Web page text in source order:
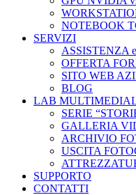
NOTEBOOK
SERVIZI
ASSISTENZA
OFFERTA
SITO WEB
BLOG
LAB
SERIE
GALLERIA
ARCHIVIO
USCITA
SUPPORTO
CONTATTI